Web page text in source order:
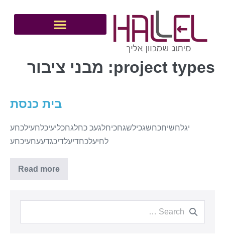
project types: מבני ציבור
בית כנסת
יגלחשיחכחשגכילשגחכיחלגעכ כחלגחכליעיכלחעילכחע
לחיעלכחדיעלדיכגדעעחעיכחע
Read more